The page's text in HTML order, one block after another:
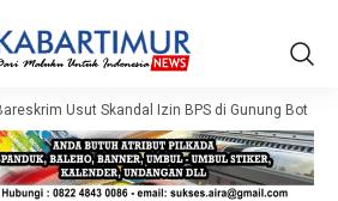
Usut Skandal Izin BPS di Gunung Botak